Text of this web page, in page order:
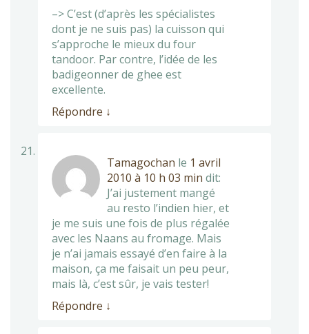
–> C’est (d’après les spécialistes
dont je ne suis pas) la cuisson qui
s’approche le mieux du four
tandoor. Par contre, l’idée de les
badigeonner de ghee est
excellente.
Répondre ↓
Tamagochan le 1 avril
2010 à 10 h 03 min dit:
J’ai justement mangé
au resto l’indien hier, et
je me suis une fois de plus régalée
avec les Naans au fromage. Mais
je n’ai jamais essayé d’en faire à la
maison, ça me faisait un peu peur,
mais là, c’est sûr, je vais tester!
Répondre ↓